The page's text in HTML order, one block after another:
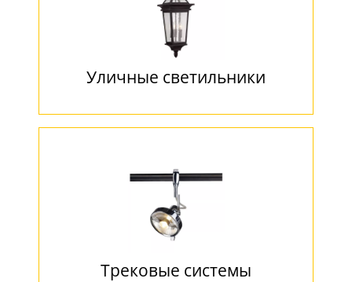
Уличные светильники
Трековые системы